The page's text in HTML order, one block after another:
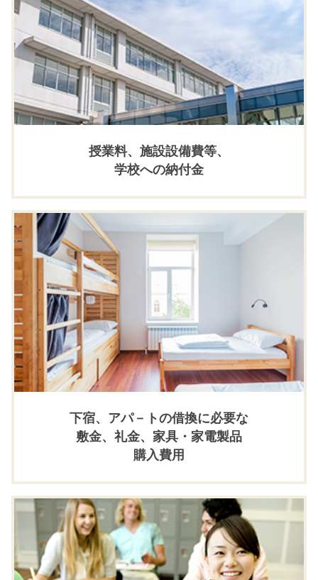
授業料、施設設備費等、
学校への納付金
下宿、アパ－トの借換に必要な
敷金、礼金、家具・家電製品
購入費用